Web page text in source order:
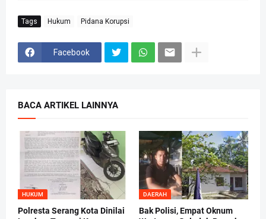
Tags Hukum Pidana Korupsi
Facebook
BACA ARTIKEL LAINNYA
HUKUM
Polresta Serang Kota Dinilai
DAERAH
Bak Polisi, Empat Oknum